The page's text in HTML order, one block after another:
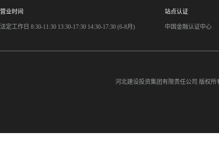
营业时间
法定工作日 8:30-11:30 13:30-17:30 14:30-17:30 (6-8月)
站点认证
中国金融认证中心
河北建设投资集团有限责任公司 版权所